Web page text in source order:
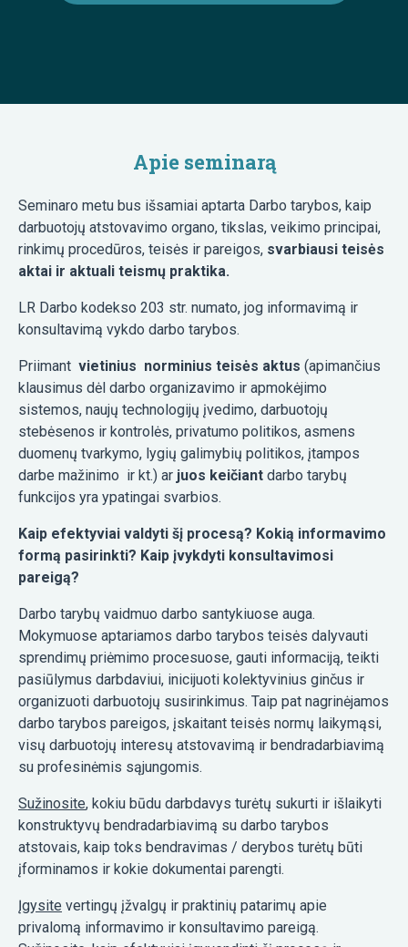
Apie seminarą
Seminaro metu bus išsamiai aptarta Darbo tarybos, kaip
darbuotojų atstovavimo organo, tikslas, veikimo principai,
rinkimų procedūros, teisės ir pareigos, svarbiausi teisės
aktai ir aktuali teismų praktika.
LR Darbo kodekso 203 str. numato, jog informavimą ir
konsultavimą vykdo darbo tarybos.
Priimant vietinius norminius teisės aktus (apimančius
klausimus dėl darbo organizavimo ir apmokėjimo
sistemos, naujų technologijų įvedimo, darbuotojų
stebėsenos ir kontrolės, privatumo politikos, asmens
duomenų tvarkymo, lygių galimybių politikos, įtampos
darbe mažinimo ir kt.) ar juos keičiant darbo tarybų
funkcijos yra ypatingai svarbios.
Kaip efektyviai valdyti šį procesą? Kokią informavimo
formą pasirinkti? Kaip įvykdyti konsultavimosi
pareigą?
Darbo tarybų vaidmuo darbo santykiuose auga.
Mokymuose aptariamos darbo tarybos teisės dalyvauti
sprendimų priėmimo procesuose, gauti informaciją, teikti
pasiūlymus darbdaviui, inicijuoti kolektyvinius ginčus ir
organizuoti darbuotojų susirinkimus. Taip pat nagrinėjamos
darbo tarybos pareigos, įskaitant teisės normų laikymąsi,
visų darbuotojų interesų atstovavimą ir bendradarbiavimą
su profesinėmis sąjungomis.
Sužinosite, kokiu būdu darbdavys turėtų sukurti ir išlaikyti
konstruktyvų bendradarbiavimą su darbo tarybos
atstovais, kaip toks bendravimas / derybos turėtų būti
įforminamos ir kokie dokumentai parengti.
Įgysite vertingų įžvalgų ir praktinių patarimų apie
privalomą informavimo ir konsultavimo pareigą.